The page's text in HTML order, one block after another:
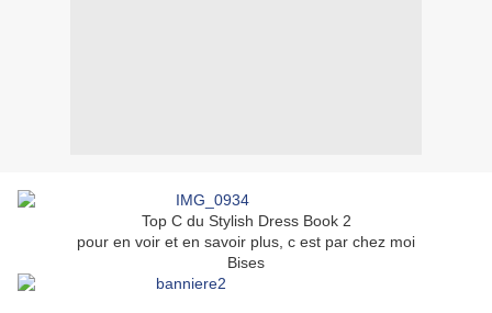
Top C du Stylish Dress Book 2
pour en voir et en savoir plus, c est par chez moi
Bises